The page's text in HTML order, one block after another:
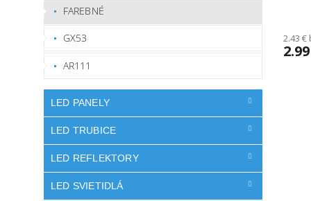
FAREBNÉ
GX53
AR111
LED PANELY
LED TRUBICE
LED REFLEKTORY
LED SVIETIDLÁ
2.43 €